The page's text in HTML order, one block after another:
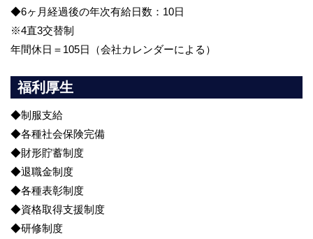
◆6ヶ月経過後の年次有給日数：10日
※4直3交替制
年間休日＝105日（会社カレンダーによる）
福利厚生
◆制服支給
◆各種社会保険完備
◆財形貯蓄制度
◆退職金制度
◆各種表彰制度
◆資格取得支援制度
◆研修制度